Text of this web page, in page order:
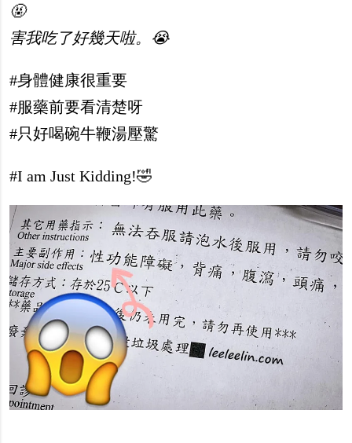
🤬
害我吃了好幾天啦。😭
#身體健康很重要
#服藥前要看清楚呀
#只好喝碗牛鞭湯壓驚
#I am Just Kidding!🤣